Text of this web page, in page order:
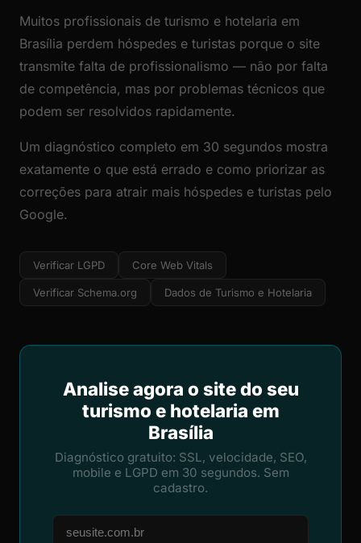
Muitos profissionais de turismo e hotelaria em
Brasília perdem hóspedes e turistas porque o site
transmite falta de profissionalismo — não por falta
de competência, mas por problemas técnicos que
podem ser resolvidos rapidamente.
Um diagnóstico completo em 30 segundos mostra
exatamente o que está errado e como priorizar as
correções para atrair mais hóspedes e turistas pelo
Google.
Verificar LGPD Core Web Vitals
Verificar Schema.org Dados de Turismo e Hotelaria
Analise agora o site do seu
turismo e hotelaria em
Brasília
Diagnóstico gratuito: SSL, velocidade, SEO,
mobile e LGPD em 30 segundos. Sem
cadastro.